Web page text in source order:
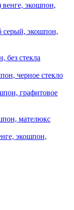
экошпон,
серый, экошпон,
без стекла
черное стекло
графитовое
мателюкс
экошпон,